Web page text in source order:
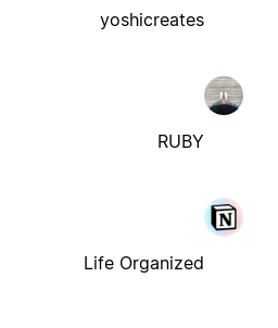
yoshicreates
RUBY
Life Organized